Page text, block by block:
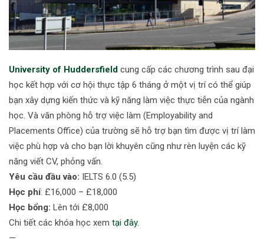
University of Huddersfield cung cấp các chương trình sau đại
học kết hợp với cơ hội thực tập 6 tháng ở một vị trí có thể giúp
bạn xây dựng kiến thức và kỹ năng làm việc thực tiễn của ngành
học. Và văn phòng hỗ trợ việc làm (Employability and
Placements Office) của trường sẽ hỗ trợ bạn tìm được vị trí làm
việc phù hợp và cho bạn lời khuyên cũng như rèn luyện các kỹ
năng viết CV, phỏng vấn.
Yêu cầu đầu vào: IELTS 6.0 (5.5)
Học phí: £16,000 – £18,000
Học bổng: Lên tới £8,000
Chi tiết các khóa học xem tại đây.
—